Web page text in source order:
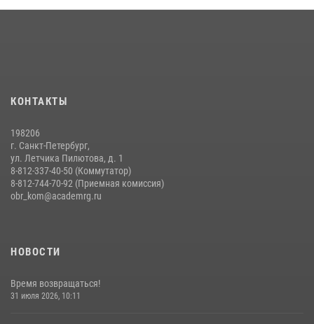
КОНТАКТЫ
198206
г. Санкт-Петербург,
ул. Летчика Пилютова, д. 1
8-812-337-40-50 (Коммутатор)
8-812-744-70-92 (Приемная комиссия)
obr_kom@academrg.ru
НОВОСТИ
Время возвращаться!
31 июля 2026, 10:11